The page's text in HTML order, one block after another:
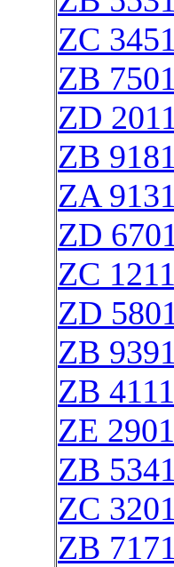
ZC
ZB
ZD
ZB
ZA
ZD
ZC
ZD
ZB
ZB
ZE
ZB
ZC
ZB